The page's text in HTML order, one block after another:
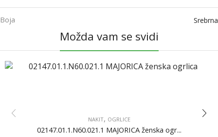
Boja Srebrna
Možda vam se svidi
NAKIT, OGRLICE
02147.01.1.N60.021.1 MAJORICA ženska ogr...